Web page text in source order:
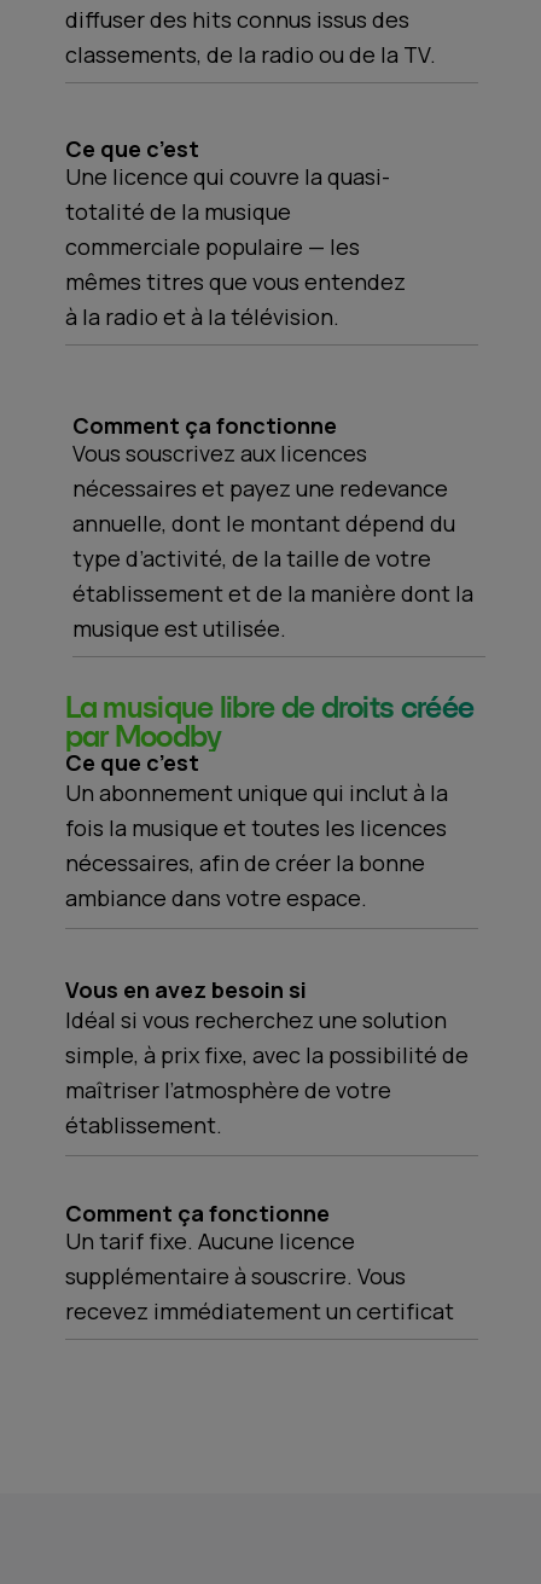
diffuser des hits connus issus des
classements, de la radio ou de la TV.
Comment ça fonctionne
Vous souscrivez aux licences
nécessaires et payez une redevance
annuelle, dont le montant dépend du
type d’activité, de la taille de votre
établissement et de la manière dont la
musique est utilisée.
Ce que c’est
Une licence qui couvre la quasi-
totalité de la musique
commerciale populaire — les
mêmes titres que vous entendez
à la radio et à la télévision.
La musique libre de droits créée
par Moodby
Comment ça fonctionne
Un tarif fixe. Aucune licence
supplémentaire à souscrire. Vous
recevez immédiatement un certificat
Vous en avez besoin si
Idéal si vous recherchez une solution
simple, à prix fixe, avec la possibilité de
maîtriser l’atmosphère de votre
établissement.
Ce que c’est
Un abonnement unique qui inclut à la
fois la musique et toutes les licences
nécessaires, afin de créer la bonne
ambiance dans votre espace.